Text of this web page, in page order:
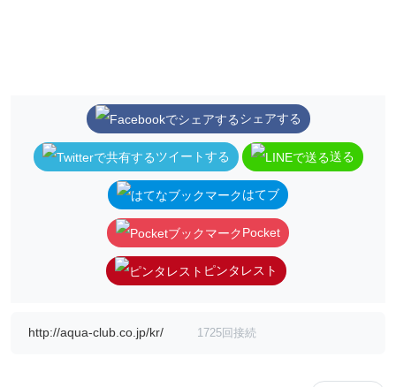
シェアする
ツイートする 送る
はてブ
Pocket
ピンタレスト
http://aqua-club.co.jp/kr/ 1725回接続